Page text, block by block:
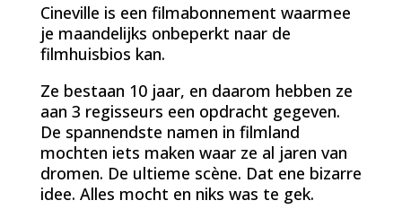
Cineville is een filmabonnement waarmee
je maandelijks onbeperkt naar de
filmhuisbios kan.
Ze bestaan 10 jaar, en daarom hebben ze
aan 3 regisseurs een opdracht gegeven.
De spannendste namen in filmland
mochten iets maken waar ze al jaren van
dromen. De ultieme scène. Dat ene bizarre
idee. Alles mocht en niks was te gek.